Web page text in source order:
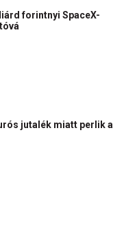
forintnyi SpaceX-
jutalék miatt perlik a